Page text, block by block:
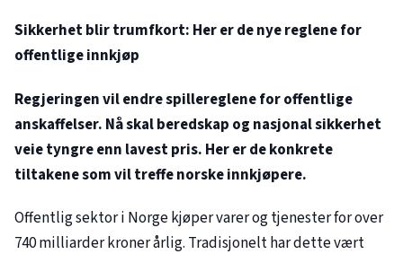
Sikkerhet blir trumfkort: Her er de nye reglene for
offentlige innkjøp
Regjeringen vil endre spillereglene for offentlige
anskaffelser. Nå skal beredskap og nasjonal sikkerhet
veie tyngre enn lavest pris. Her er de konkrete
tiltakene som vil treffe norske innkjøpere.
Offentlig sektor i Norge kjøper varer og tjenester for over
740 milliarder kroner årlig. Tradisjonelt har dette vært